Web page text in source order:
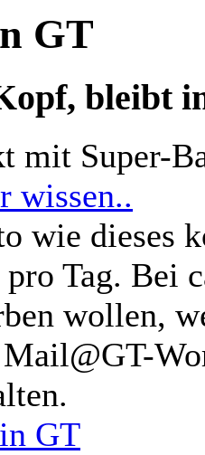
GT
bleibt
mit Super-
wissen..
wie dieses
Tag. Bei
wollen,
Mail@GT-
GT